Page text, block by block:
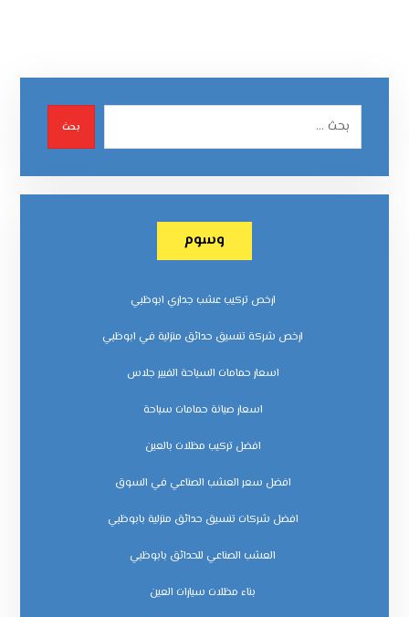
بحث
وسوم
ارخص تركيب عشب جداري ابوظبي
ارخص شركة تنسيق حدائق منزلية في ابوظبي
اسعار حمامات السباحة الفيبر جلاس
اسعار صيانة حمامات سباحة
افضل تركيب مظلات بالعين
افضل سعر العشب الصناعي في السوق
افضل شركات تنسيق حدائق منزلية بابوظبي
العشب الصناعي للحدائق بابوظبي
بناء مظلات سيارات العين